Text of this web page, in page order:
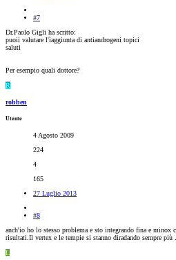
#7
Dr.Paolo Gigli ha scritto:
puoii valutare l'ìaggiunta di antiandrogeni topici
saluti
Per esempio quali dottore?
R
robben
Utente
4 Agosto 2009
224
4
165
27 Luglio 2013
#8
anch'io ho lo stesso problema e sto integrando fina e minox
risultati.Il vertex e le tempie si stanno diradando sempre più
L